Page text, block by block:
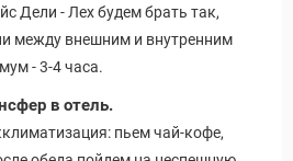
Дели - Лех будем брать так,
между внешним и внутренним
- 3-4 часа.
в отель.
пьем чай-кофе,